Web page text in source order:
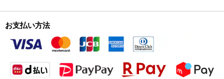
お支払い方法